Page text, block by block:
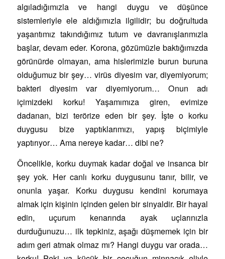
algıladığımızla ve hangi duygu ve düşünce
sistemleriyle ele aldığımızla ilgilidir; bu doğrultuda
yaşantımız takındığımız tutum ve davranışlarımızla
başlar, devam eder. Korona, gözümüzle baktığımızda
görünürde olmayan, ama hislerimizle burun buruna
olduğumuz bir şey… virüs diyesim var, diyemiyorum;
bakteri diyesim var diyemiyorum… Onun adı
içimizdeki korku! Yaşamımıza giren, evimize
dadanan, bizi terörize eden bir şey. İşte o korku
duygusu bize yaptıklarımızı, yapış biçimiyle
yaptırıyor… Ama nereye kadar… dibi ne?
Öncelikle, korku duymak kadar doğal ve insanca bir
şey yok. Her canlı korku duygusunu tanır, bilir, ve
onunla yaşar. Korku duygusu kendini korumaya
almak için kişinin içinden gelen bir sinyaldir. Bir hayal
edin, uçurum kenarında ayak uçlarınızla
durduğunuzu… ilk tepkiniz, aşağı düşmemek için bir
adım geri atmak olmaz mı? Hangi duygu var orada…